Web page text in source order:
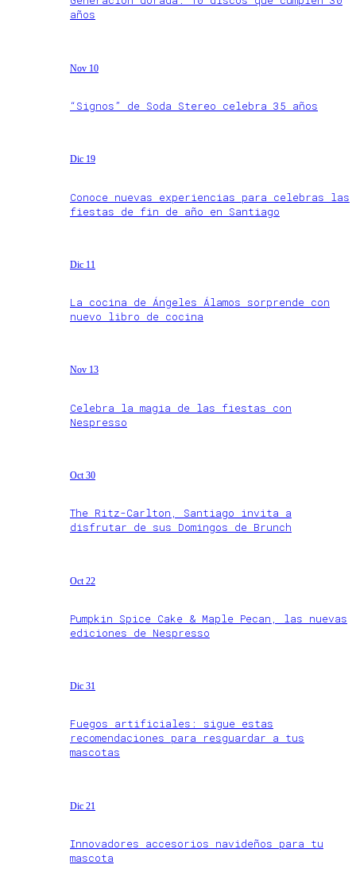
años
Nov 10
“Signos” de Soda Stereo celebra 35 años
Dic 19
Conoce nuevas experiencias para celebras las
fiestas de fin de año en Santiago
Dic 11
La cocina de Ángeles Álamos sorprende con
nuevo libro de cocina
Nov 13
Celebra la magia de las fiestas con
Nespresso
Oct 30
The Ritz-Carlton, Santiago invita a
disfrutar de sus Domingos de Brunch
Oct 22
Pumpkin Spice Cake & Maple Pecan, las nuevas
ediciones de Nespresso
Dic 31
Fuegos artificiales: sigue estas
recomendaciones para resguardar a tus
mascotas
Dic 21
Innovadores accesorios navideños para tu
mascota